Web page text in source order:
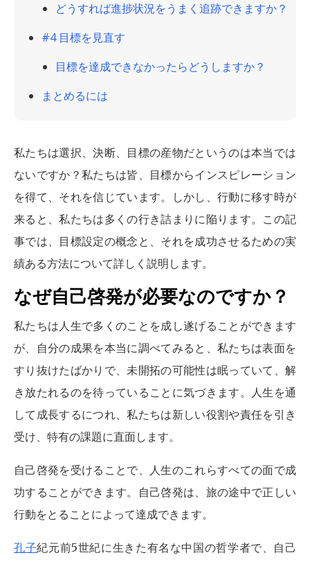
どうすれば進捗状況をうまく追跡できますか？
#4 目標を見直す
目標を達成できなかったらどうしますか？
まとめるには
私たちは選択、決断、目標の産物だというのは本当では
ないですか？私たちは皆、目標からインスピレーション
を得て、それを信じています。しかし、行動に移す時が
来ると、私たちは多くの行き詰まりに陥ります。この記
事では、目標設定の概念と、それを成功させるための実
績ある方法について詳しく説明します。
なぜ自己啓発が必要なのですか？
私たちは人生で多くのことを成し遂げることができます
が、自分の成果を本当に調べてみると、私たちは表面を
すり抜けたばかりで、未開拓の可能性は眠っていて、解
き放たれるのを待っていることに気づきます。人生を通
して成長するにつれ、私たちは新しい役割や責任を引き
受け、特有の課題に直面します。
自己啓発を受けることで、人生のこれらすべての面で成
功することができます。自己啓発は、旅の途中で正しい
行動をとることによって達成できます。
孔子紀元前5世紀に生きた有名な中国の哲学者で、自己